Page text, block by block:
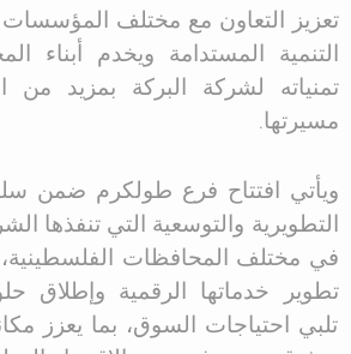
تعزيز التعاون مع مختلف المؤسسات
التنمية المستدامة ويخدم أبناء
تمنياته لشركة البركة بمزيد من
مسيرتها.
ويأتي افتتاح فرع طولكرم ضمن
التطويرية والتوسعية التي تنفذها
في مختلف المحافظات
تطوير خدماتها الرقمية وإطلاق
تلبي احتياجات السوق، بما يعزز